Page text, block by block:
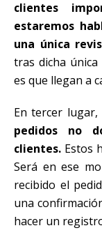
clientes
estaremos
una única
tras dicha
es que llegan a
En tercer lugar,
pedidos no
clientes. Estos
Será en ese
recibido el
una
hacer un